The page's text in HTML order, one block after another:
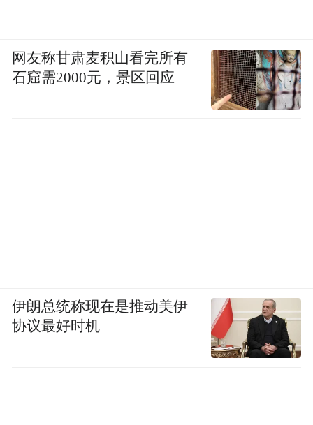
网友称甘肃麦积山看完所有
石窟需2000元，景区回应
伊朗总统称现在是推动美伊
协议最好时机